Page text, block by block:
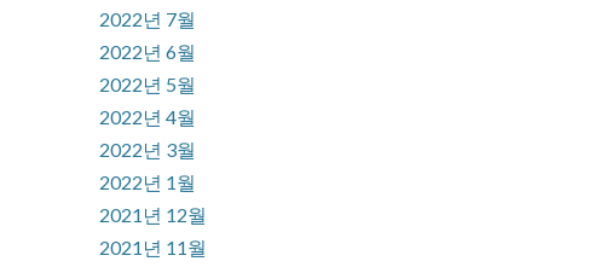
2022년 7월
2022년 6월
2022년 5월
2022년 4월
2022년 3월
2022년 1월
2021년 12월
2021년 11월